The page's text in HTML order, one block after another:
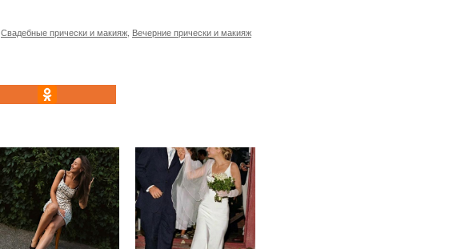
Свадебные прически и макияж Вечерние прически и макияж